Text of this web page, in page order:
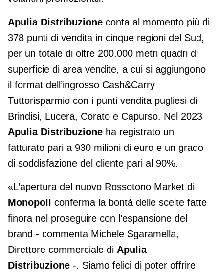
Apulia Distribuzione conta al momento più di
378 punti di vendita in cinque regioni del Sud,
per un totale di oltre 200.000 metri quadri di
superficie di area vendite, a cui si aggiungono
il format dell’ingrosso Cash&Carry
Tuttorisparmio con i punti vendita pugliesi di
Brindisi, Lucera, Corato e Capurso. Nel 2023
Apulia Distribuzione ha registrato un
fatturato pari a 930 milioni di euro e un grado
di soddisfazione del cliente pari al 90%.
«L’apertura del nuovo Rossotono Market di
Monopoli conferma la bontà delle scelte fatte
finora nel proseguire con l’espansione del
brand - commenta Michele Sgaramella,
Direttore commerciale di Apulia
Distribuzione -. Siamo felici di poter offrire